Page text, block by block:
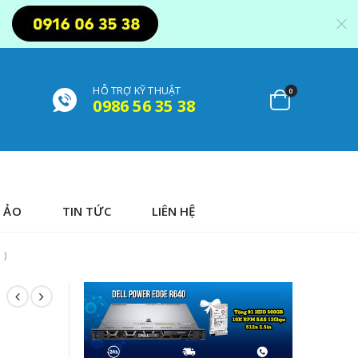
HỖ TRỢ KỸ THUẬT
0986 56 35 38
0
ẢO TIN TỨC LIÊN HỆ
)